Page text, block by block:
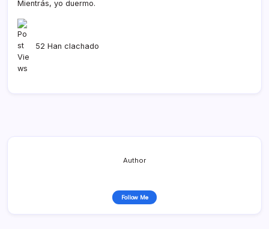
Mientrás, yo duermo.
52 Han clachado
Author
Follow Me